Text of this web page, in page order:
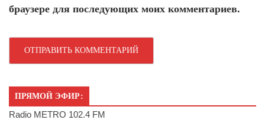
браузере для последующих моих комментариев.
ПРЯМОЙ ЭФИР:
Radio METRO 102.4 FM